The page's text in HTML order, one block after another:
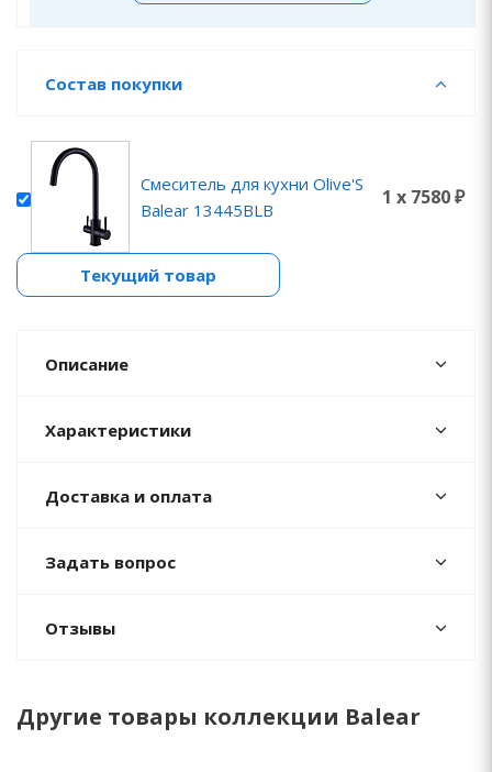
Состав покупки
Смеситель для кухни Olive'S
Balear 13445BLB
1 x 7580 ₽
Текущий товар
Описание
Характеристики
Доставка и оплата
Задать вопрос
Отзывы
Другие товары коллекции Balear